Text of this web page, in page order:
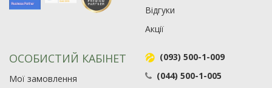
Відгуки
Акції
ОСОБИСТИЙ КАБІНЕТ
Мої замовлення
(093) 500-1-009
(044) 500-1-005